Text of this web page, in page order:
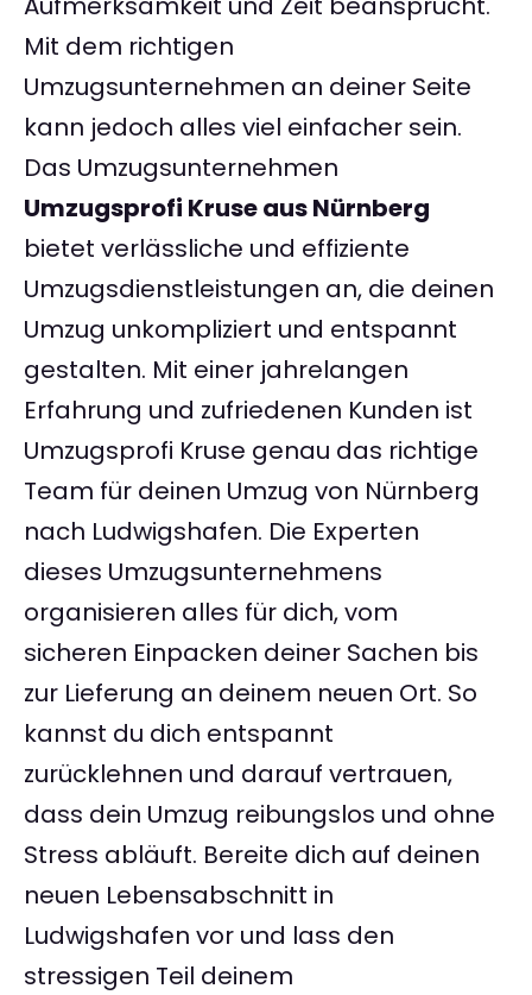
Mit dem richtigen
Umzugsunternehmen an deiner Seite
kann jedoch alles viel einfacher sein.
Das Umzugsunternehmen
Umzugsprofi Kruse aus Nürnberg
bietet verlässliche und effiziente
Umzugsdienstleistungen an, die deinen
Umzug unkompliziert und entspannt
gestalten. Mit einer jahrelangen
Erfahrung und zufriedenen Kunden ist
Umzugsprofi Kruse genau das richtige
Team für deinen Umzug von Nürnberg
nach Ludwigshafen. Die Experten
dieses Umzugsunternehmens
organisieren alles für dich, vom
sicheren Einpacken deiner Sachen bis
zur Lieferung an deinem neuen Ort. So
kannst du dich entspannt
zurücklehnen und darauf vertrauen,
dass dein Umzug reibungslos und ohne
Stress abläuft. Bereite dich auf deinen
neuen Lebensabschnitt in
Ludwigshafen vor und lass den
stressigen Teil deinem